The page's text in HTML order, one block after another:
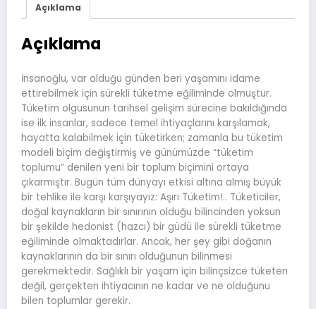
Açıklama
Açıklama
İnsanoğlu, var olduğu günden beri yaşamını idame
ettirebilmek için sürekli tüketme eğiliminde olmuştur.
Tüketim olgusunun tarihsel gelişim sürecine bakıldığında
ise ilk insanlar, sadece temel ihtiyaçlarını karşılamak,
hayatta kalabilmek için tüketirken; zamanla bu tüketim
modeli biçim değiştirmiş ve günümüzde “tüketim
toplumu” denilen yeni bir toplum biçimini ortaya
çıkarmıştır. Bugün tüm dünyayı etkisi altına almış büyük
bir tehlike ile karşı karşıyayız: Aşırı Tüketim!.. Tüketiciler,
doğal kaynakların bir sınırının olduğu bilincinden yoksun
bir şekilde hedonist (hazcı) bir güdü ile sürekli tüketme
eğiliminde olmaktadırlar. Ancak, her şey gibi doğanın
kaynaklarının da bir sınırı olduğunun bilinmesi
gerekmektedir. Sağlıklı bir yaşam için bilinçsizce tüketen
değil, gerçekten ihtiyacının ne kadar ve ne olduğunu
bilen toplumlar gerekir.